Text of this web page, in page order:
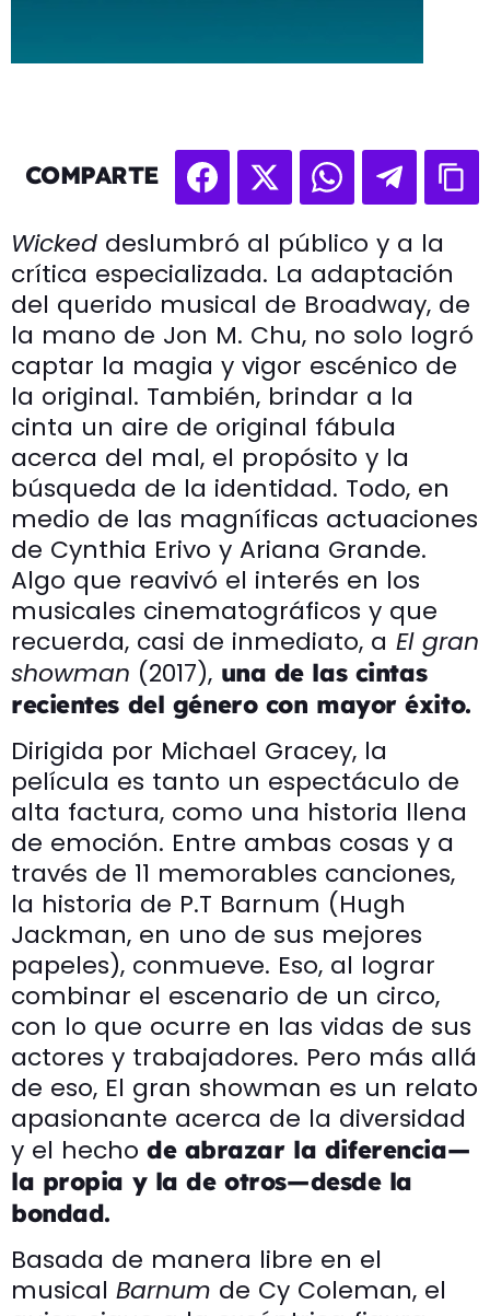
COMPARTE
Wicked deslumbró al público y a la
crítica especializada. La adaptación
del querido musical de Broadway, de
la mano de Jon M. Chu, no solo logró
captar la magia y vigor escénico de
la original. También, brindar a la
cinta un aire de original fábula
acerca del mal, el propósito y la
búsqueda de la identidad. Todo, en
medio de las magníficas actuaciones
de Cynthia Erivo y Ariana Grande.
Algo que reavivó el interés en los
musicales cinematográficos y que
recuerda, casi de inmediato, a El gran
showman (2017), una de las cintas
recientes del género con mayor éxito.
Dirigida por Michael Gracey, la
película es tanto un espectáculo de
alta factura, como una historia llena
de emoción. Entre ambas cosas y a
través de 11 memorables canciones,
la historia de P.T Barnum (Hugh
Jackman, en uno de sus mejores
papeles), conmueve. Eso, al lograr
combinar el escenario de un circo,
con lo que ocurre en las vidas de sus
actores y trabajadores. Pero más allá
de eso, El gran showman es un relato
apasionante acerca de la diversidad
y el hecho de abrazar la diferencia —
la propia y la de otros — desde la
bondad.
Basada de manera libre en el
musical Barnum de Cy Coleman, el